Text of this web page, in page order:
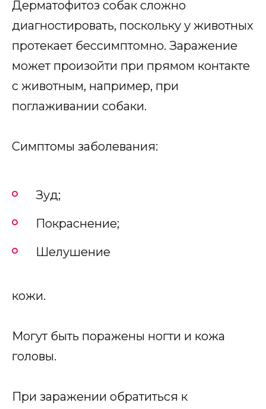
Дерматофитоз собак сложно
диагностировать, поскольку у животных
протекает бессимптомно. Заражение
может произойти при прямом контакте
с животным, например, при
поглаживании собаки.
Симптомы заболевания:
Зуд;
Покраснение;
Шелушение
кожи.
Могут быть поражены ногти и кожа
головы.
При заражении обратиться к